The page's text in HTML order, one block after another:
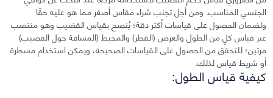
الجنسي المناسب. ومن أجل تجنب شراء مقاس أصغر مما هو عليه حقًا
ولضمان الحصول على قياسات أكثر دقة؛ يُنصح بقياس القضيب وهو منتصب
عبر قياس كلٍ من الطول والعرض (القطر) والمحيط (المسافة حول القضيب)
مرتين؛ للتحقق من الحصول على القياسات الصحيحة، ويمكن استخدام مسطرة
أو شريط قياس لذلك.
كيفية قياس الطول: